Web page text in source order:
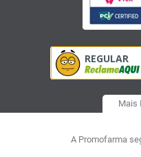
Mais
A Promofarma